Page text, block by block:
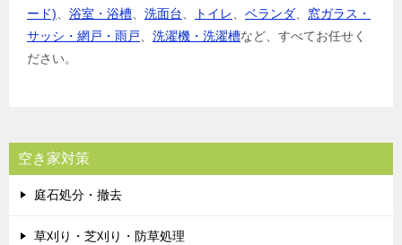
ード)
浴室・浴槽 洗面台 トイレ ベランダ
窓ガラス・
サッシ・網戸・雨戸
洗濯機・洗濯槽など、すべてお任せく
ださい。
空き家対策
庭石処分・撤去
草刈り・芝刈り・防草処理